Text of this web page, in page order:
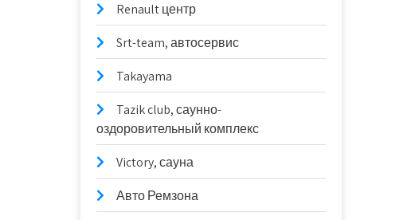
Renault центр
Srt-team, автосервис
Takayama
Tazik club, саунно-
оздоровительный комплекс
Victory, сауна
Авто Ремзона